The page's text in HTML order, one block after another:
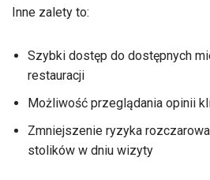
Inne zalety to:
Szybki dostęp do dostępnych
restauracji
Możliwość przeglądania opinii
Zmniejszenie ryzyka
stolików w dniu wizyty